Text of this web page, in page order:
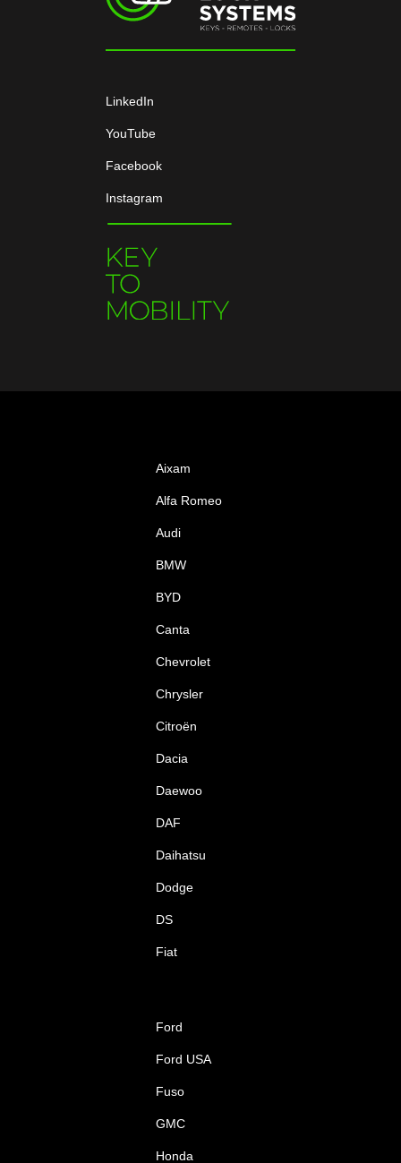
LinkedIn
YouTube
Facebook
Instagram
Aixam
Alfa Romeo
Audi
BMW
BYD
Canta
Chevrolet
Chrysler
Citroën
Dacia
Daewoo
DAF
Daihatsu
Dodge
DS
Fiat
Ford
Ford USA
Fuso
GMC
Honda